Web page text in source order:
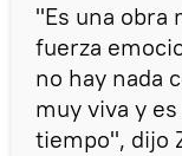
"Es una obra
fuerza
no hay nada
muy viva y
tiempo", dijo